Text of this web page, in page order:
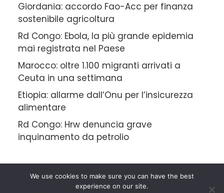
Giordania: accordo Fao-Acc per finanza
sostenibile agricoltura
Rd Congo: Ebola, la più grande epidemia
mai registrata nel Paese
Marocco: oltre 1.100 migranti arrivati a
Ceuta in una settimana
Etiopia: allarme dall’Onu per l’insicurezza
alimentare
Rd Congo: Hrw denuncia grave
inquinamento da petrolio
CATEGORIES
We use cookies to make sure you can have the best
experience on our site.